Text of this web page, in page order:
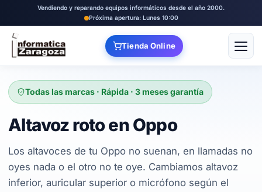
Vendiendo y reparando equipos informáticos desde el año 2000.
Próxima apertura: Lunes 10:00
Tienda Online Abrir
Todas las marcas · Rápida · 3 meses garantía
Altavoz roto en Oppo
Los altavoces de tu Oppo no suenan, en llamadas no
oyes nada o el otro no te oye. Cambiamos altavoz
inferior, auricular superior o micrófono según el